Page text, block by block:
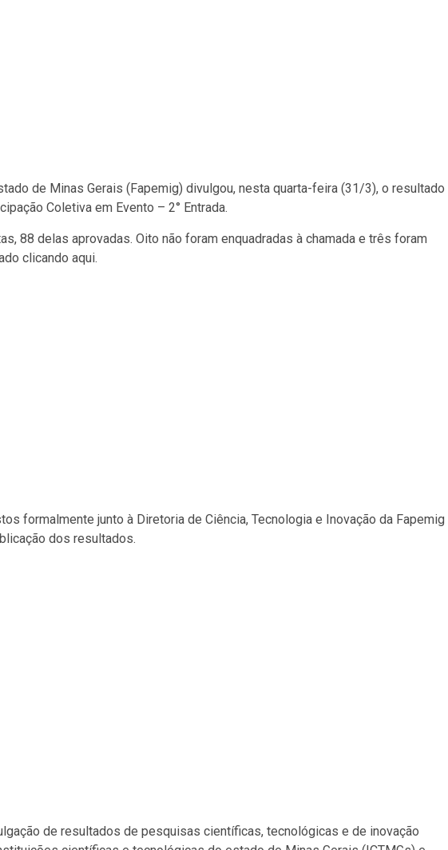
de Minas Gerais (Fapemig) divulgou, nesta quarta-feira (31/3), o resultado
Coletiva em Evento – 2° Entrada.
88 delas aprovadas. Oito não foram enquadradas à chamada e três foram
clicando aqui.
formalmente junto à Diretoria de Ciência, Tecnologia e Inovação da Fapemig
dos resultados.
de resultados de pesquisas científicas, tecnológicas e de inovação